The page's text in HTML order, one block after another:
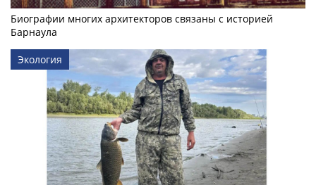
Биографии многих архитекторов связаны с историей
Барнаула
Экология